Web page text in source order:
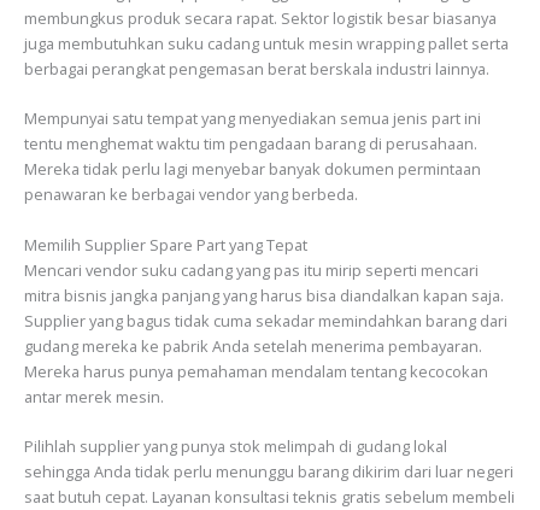
membungkus produk secara rapat. Sektor logistik besar biasanya
juga membutuhkan suku cadang untuk mesin wrapping pallet serta
berbagai perangkat pengemasan berat berskala industri lainnya.
Mempunyai satu tempat yang menyediakan semua jenis part ini
tentu menghemat waktu tim pengadaan barang di perusahaan.
Mereka tidak perlu lagi menyebar banyak dokumen permintaan
penawaran ke berbagai vendor yang berbeda.
Memilih Supplier Spare Part yang Tepat
Mencari vendor suku cadang yang pas itu mirip seperti mencari
mitra bisnis jangka panjang yang harus bisa diandalkan kapan saja.
Supplier yang bagus tidak cuma sekadar memindahkan barang dari
gudang mereka ke pabrik Anda setelah menerima pembayaran.
Mereka harus punya pemahaman mendalam tentang kecocokan
antar merek mesin.
Pilihlah supplier yang punya stok melimpah di gudang lokal
sehingga Anda tidak perlu menunggu barang dikirim dari luar negeri
saat butuh cepat. Layanan konsultasi teknis gratis sebelum membeli